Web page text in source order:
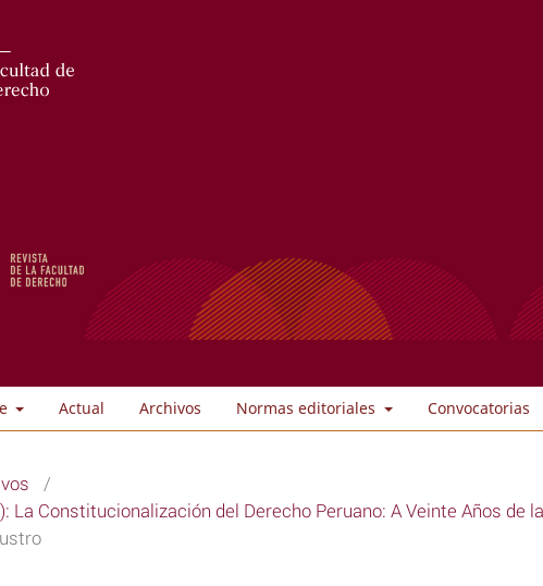
Actual Archivos Normas editoriales Convocatorias
/
La Constitucionalización del Derecho Peruano: A Veinte Años de